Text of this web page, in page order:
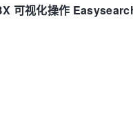
可视化操作